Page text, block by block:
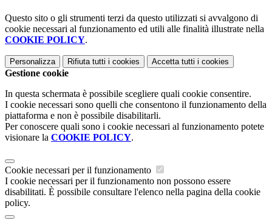
Questo sito o gli strumenti terzi da questo utilizzati si avvalgono di
cookie necessari al funzionamento ed utili alle finalità illustrate nella
COOKIE POLICY.
Personalizza Rifiuta tutti i cookies Accetta tutti i cookies
Gestione cookie
In questa schermata è possibile scegliere quali cookie consentire.
I cookie necessari sono quelli che consentono il funzionamento della
piattaforma e non è possibile disabilitarli.
Per conoscere quali sono i cookie necessari al funzionamento potete
visionare la COOKIE POLICY.
Cookie necessari per il funzionamento
I cookie necessari per il funzionamento non possono essere
disabilitati. È possibile consultare l'elenco nella pagina della cookie
policy.